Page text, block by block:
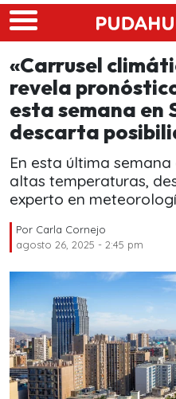
Skip to main content
«Carrusel
revela
esta semana en
descarta
En esta última
altas temperaturas,
experto en
Por Carla Cornejo
agosto 26, 2025 - 2:45 pm